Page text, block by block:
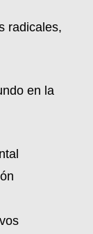
radicales,
en la